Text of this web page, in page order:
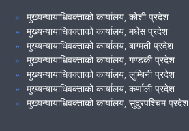
मुख्यन्यायाधिवक्ताको कार्यालय, कोशी प्रदेश
मुख्यन्यायाधिवक्ताको कार्यालय, मधेस प्रदेश
मुख्यन्यायाधिवक्ताको कार्यालय, बाग्मती प्रदेश
मुख्यन्यायाधिवक्ताको कार्यालय, गण्डकी प्रदेश
मुख्यन्यायाधिवक्ताको कार्यालय, लुम्बिनी प्रदेश
मुख्यन्यायाधिवक्ताको कार्यालय, कर्णाली प्रदेश
मुख्यन्यायाधिवक्ताको कार्यालय, सुदुरपश्चिम प्रदेश